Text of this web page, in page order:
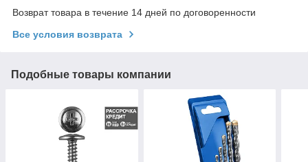
Возврат товара в течение 14 дней по договоренности
Все условия возврата
Подобные товары компании